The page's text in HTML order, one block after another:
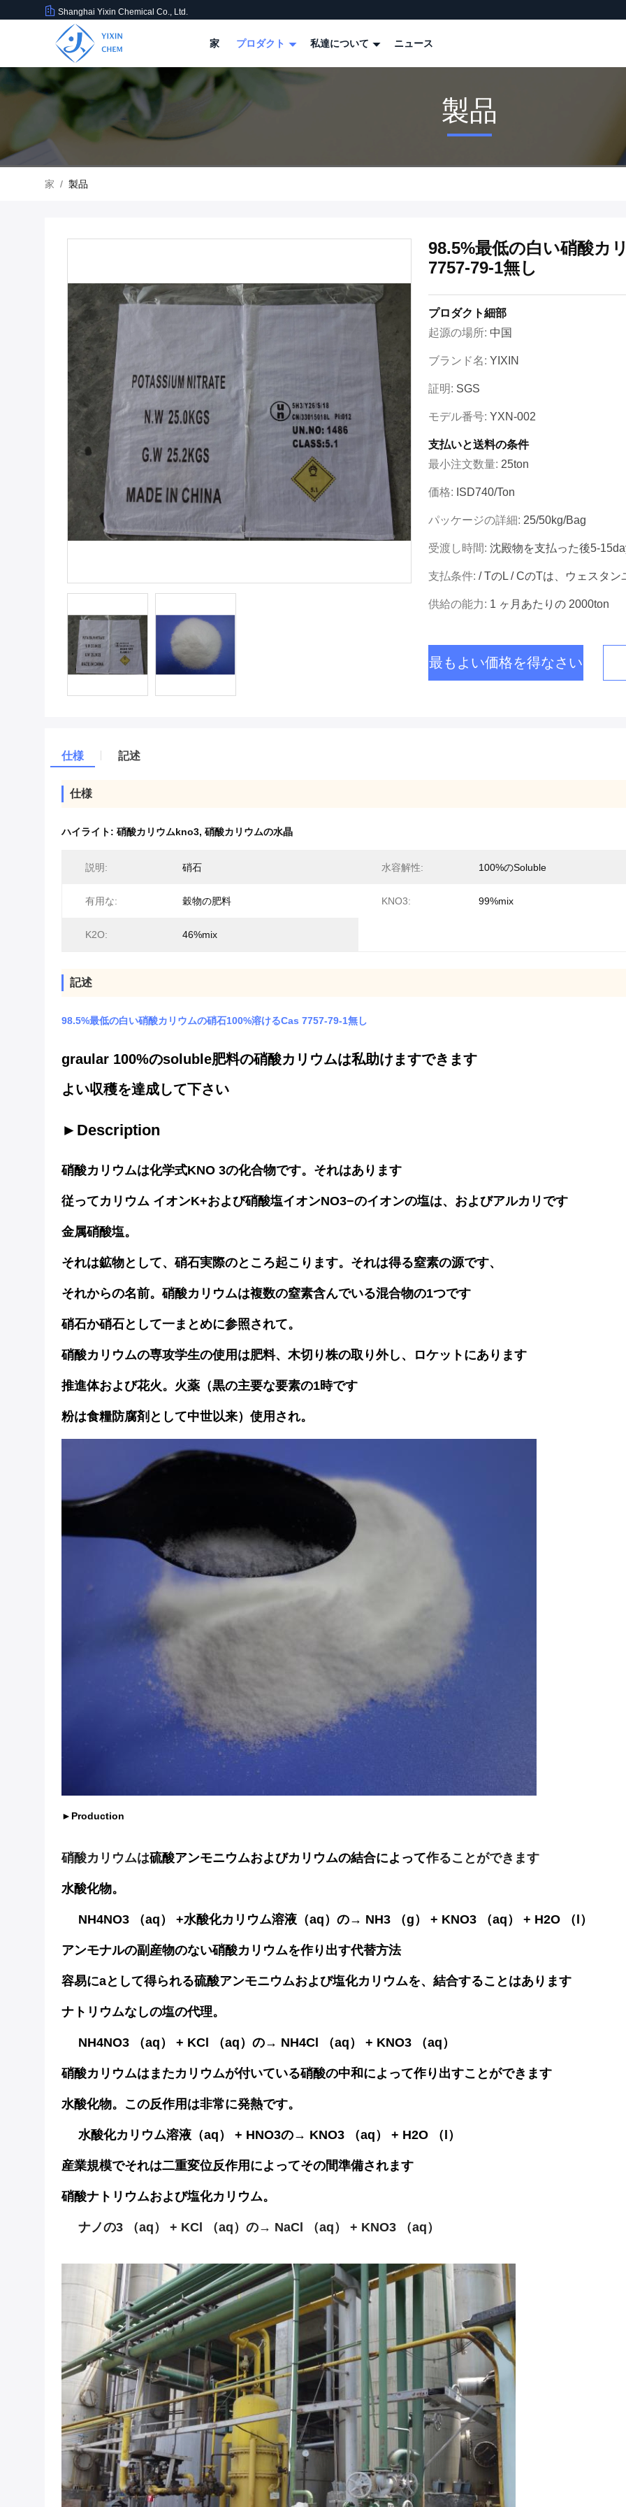
Shanghai Yixin Chemical Co., Ltd.
家 プロダクト 私達について ニュース
製品
家 / 製品
98.5%最低の白い硝酸カ
7757-79-1無し
プロダクト細部
起源の場所: 中国
ブランド名: YIXIN
証明: SGS
モデル番号: YXN-002
支払いと送料の条件
最小注文数量: 25ton
価格: ISD740/ton
パッケージの詳細: 25/50kg/bag
受渡し時間: 沈殿物を支払った後5-
支払条件: / TのL / CのTは、ウェスタン
供給の能力: 1 ヶ月あたりの 2000ton
最もよい価格を得なさい
仕様 記述
仕様
ハイライト: 硝酸カリウムkno3, 硝酸カリウムの水晶
説明: 硝石 水容解性: 100%のSoluble
有用な: 穀物の肥料 KNO3: 99%mix
K2O: 46%mix
記述
98.5%最低の白い硝酸カリウムの硝石100%溶けるCas 7757-79-1無し
graular 100%のsoluble肥料の硝酸カリウムは私助けますできます
よい収穫を達成して下さい
►Description
硝酸カリウムは化学式KNO 3の化合物です。それはあります
従ってカリウム イオンK+および硝酸塩イオンNO3−のイオンの塩は、およびアルカリです
金属硝酸塩。
それは鉱物として、硝石実際のところ起こります。それは得る窒素の源です、
それからの名前。硝酸カリウムは複数の窒素含んでいる混合物の1つです
硝石か硝石として一まとめに参照されて。
硝酸カリウムの専攻学生の使用は肥料、木切り株の取り外し、ロケットにあります
推進体および花火。火薬（黒の主要な要素の1時です
粉は食糧防腐剤として中世以来）使用され。
►Production
硝酸カリウムは硫酸アンモニウムおよびカリウムの結合によって作ることができます
水酸化物。
NH4NO3 （aq） +水酸化カリウム溶液（aq）の→ NH3 （g） + KNO3 （aq） + H2O （l）
アンモナルの副産物のない硝酸カリウムを作り出す代替方法
容易にaとして得られる硫酸アンモニウムおよび塩化カリウムを、結合することはあります
ナトリウムなしの塩の代理。
NH4NO3 （aq） + KCl （aq）の→ NH4Cl （aq） + KNO3 （aq）
硝酸カリウムはまたカリウムが付いている硝酸の中和によって作り出すことができます
水酸化物。この反作用は非常に発熱です。
水酸化カリウム溶液（aq） + HNO3の→ KNO3 （aq） + H2O （l）
産業規模でそれは二重変位反作用によってその間準備されます
硝酸ナトリウムおよび塩化カリウム。
ナノの3 （aq） + KCl （aq）の→ NaCl （aq） + KNO3 （aq）